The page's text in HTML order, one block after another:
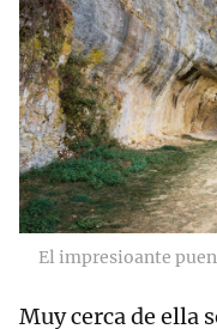
El impresioante
Muy cerca de ella